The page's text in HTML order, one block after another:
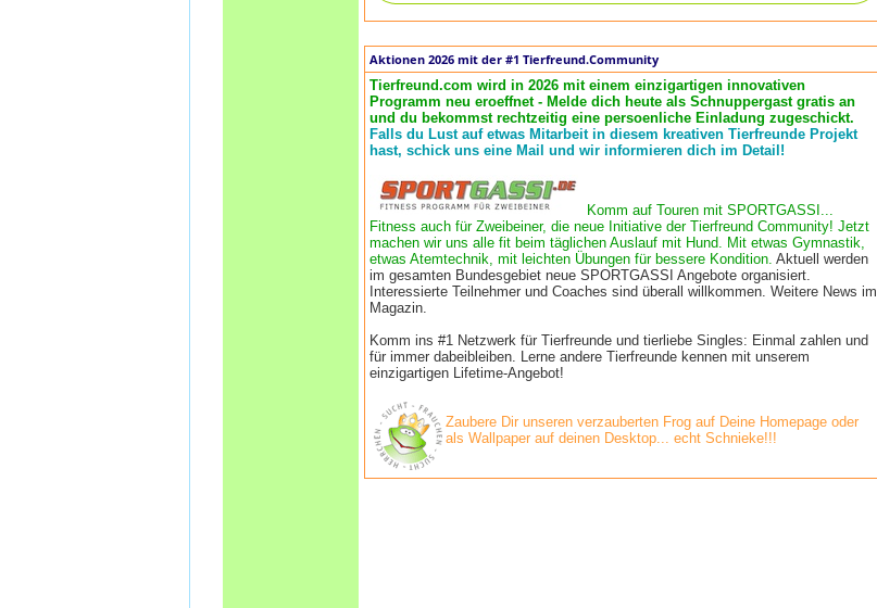
Aktionen 2026 mit der #1 Tierfreund.Community
Tierfreund.com wird in 2026 mit einem einzigartigen innovativen
Programm neu eroeffnet - Melde dich heute als Schnuppergast gratis an
und du bekommst rechtzeitig eine persoenliche Einladung zugeschickt.
Falls du Lust auf etwas Mitarbeit in diesem kreativen Tierfreunde Projekt
hast, schick uns eine Mail und wir informieren dich im Detail!
Komm auf Touren mit SPORTGASSI...
Fitness auch für Zweibeiner, die neue Initiative der Tierfreund Community! Jetzt
machen wir uns alle fit beim täglichen Auslauf mit Hund. Mit etwas Gymnastik,
etwas Atemtechnik, mit leichten Übungen für bessere Kondition. Aktuell werden
im gesamten Bundesgebiet neue SPORTGASSI Angebote organisiert.
Interessierte Teilnehmer und Coaches sind überall willkommen. Weitere News im
Magazin.
Komm ins #1 Netzwerk für Tierfreunde und tierliebe Singles: Einmal zahlen und
für immer dabeibleiben. Lerne andere Tierfreunde kennen mit unserem
einzigartigen Lifetime-Angebot!
Zaubere Dir unseren verzauberten Frog auf Deine Homepage oder
als Wallpaper auf deinen Desktop... echt Schnieke!!!